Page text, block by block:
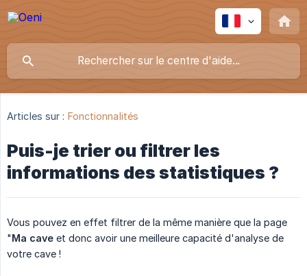
Articles sur : Fonctionnalités
Puis-je trier ou filtrer les
informations des statistiques ?
Vous pouvez en effet filtrer de la même manière que la page
"Ma cave et donc avoir une meilleure capacité d'analyse de
votre cave !